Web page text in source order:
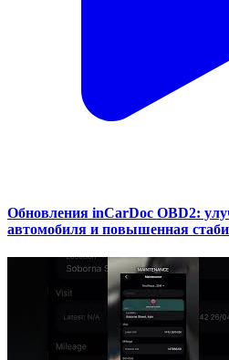
Обновления inCarDoc OBD2:
автомобиля и повышенная